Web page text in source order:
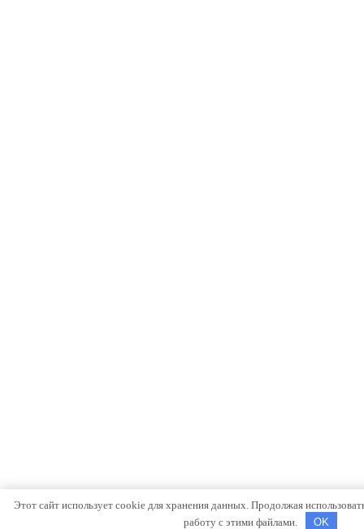
Этот сайт использует cookie для хранения данных. Продолжая
работу с этими файлами.
OK